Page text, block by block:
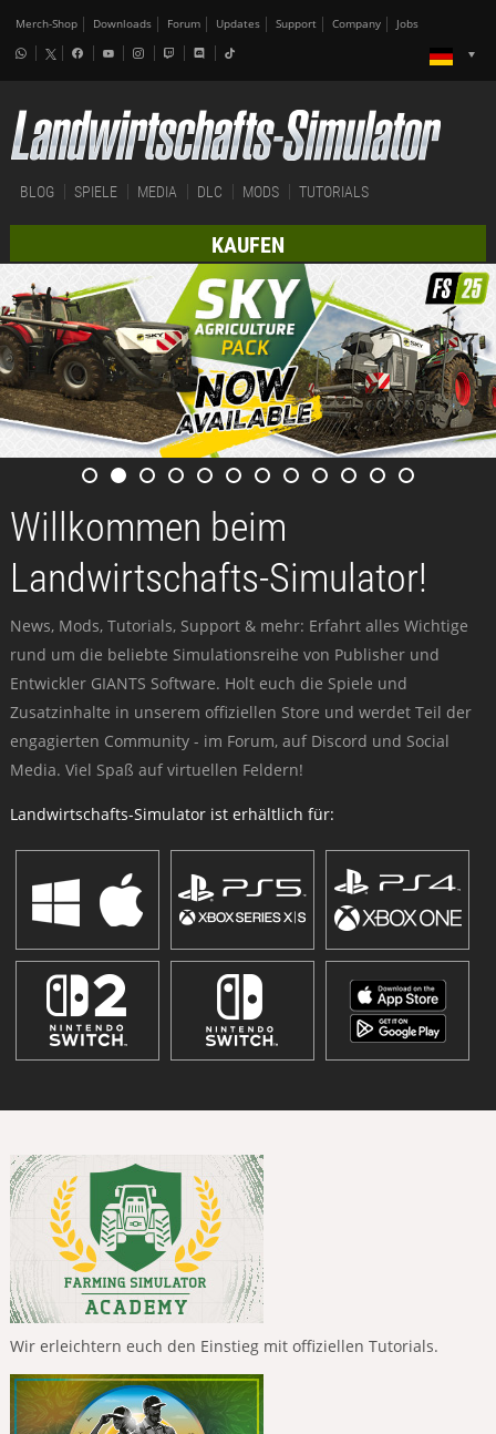
Merch-Shop Downloads Forum Updates Support Company Jobs
BLOG SPIELE MEDIA DLC MODS TUTORIALS
KAUFEN
Willkommen beim
Landwirtschafts-Simulator!
News, Mods, Tutorials, Support & mehr: Erfahrt alles Wichtige
rund um die beliebte Simulationsreihe von Publisher und
Entwickler GIANTS Software. Holt euch die Spiele und
Zusatzinhalte in unserem offiziellen Store und werdet Teil der
engagierten Community - im Forum, auf Discord und Social
Media. Viel Spaß auf virtuellen Feldern!
Landwirtschafts-Simulator ist erhältlich für:
Wir erleichtern euch den Einstieg mit offiziellen Tutorials.